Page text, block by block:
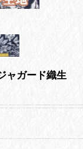
ガード織生